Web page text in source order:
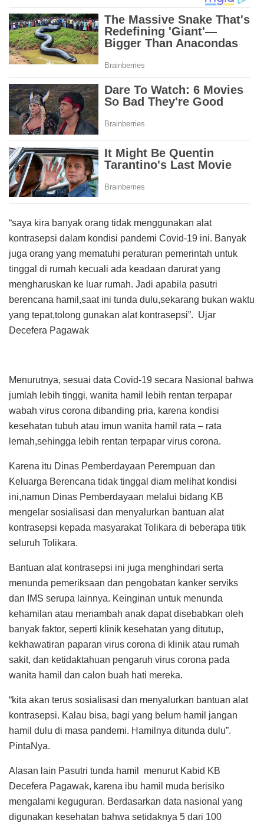
“saya kira banyak orang tidak menggunakan alat
kontrasepsi dalam kondisi pandemi Covid-19 ini. Banyak
juga orang yang mematuhi peraturan pemerintah untuk
tinggal di rumah kecuali ada keadaan darurat yang
mengharuskan ke luar rumah. Jadi apabila pasutri
berencana hamil,saat ini tunda dulu,sekarang bukan waktu
yang tepat,tolong gunakan alat kontrasepsi”. Ujar
Decefera Pagawak
Menurutnya, sesuai data Covid-19 secara Nasional bahwa
jumlah lebih tinggi, wanita hamil lebih rentan terpapar
wabah virus corona dibanding pria, karena kondisi
kesehatan tubuh atau imun wanita hamil rata – rata
lemah,sehingga lebih rentan terpapar virus corona.
Karena itu Dinas Pemberdayaan Perempuan dan
Keluarga Berencana tidak tinggal diam melihat kondisi
ini,namun Dinas Pemberdayaan melalui bidang KB
mengelar sosialisasi dan menyalurkan bantuan alat
kontrasepsi kepada masyarakat Tolikara di beberapa titik
seluruh Tolikara.
Bantuan alat kontrasepsi ini juga menghindari serta
menunda pemeriksaan dan pengobatan kanker serviks
dan IMS serupa lainnya. Keinginan untuk menunda
kehamilan atau menambah anak dapat disebabkan oleh
banyak faktor, seperti klinik kesehatan yang ditutup,
kekhawatiran paparan virus corona di klinik atau rumah
sakit, dan ketidaktahuan pengaruh virus corona pada
wanita hamil dan calon buah hati mereka.
“kita akan terus sosialisasi dan menyalurkan bantuan alat
kontrasepsi. Kalau bisa, bagi yang belum hamil jangan
hamil dulu di masa pandemi. Hamilnya ditunda dulu”.
PintaNya.
Alasan lain Pasutri tunda hamil menurut Kabid KB
Decefera Pagawak, karena ibu hamil muda berisiko
mengalami keguguran. Berdasarkan data nasional yang
digunakan kesehatan bahwa setidaknya 5 dari 100